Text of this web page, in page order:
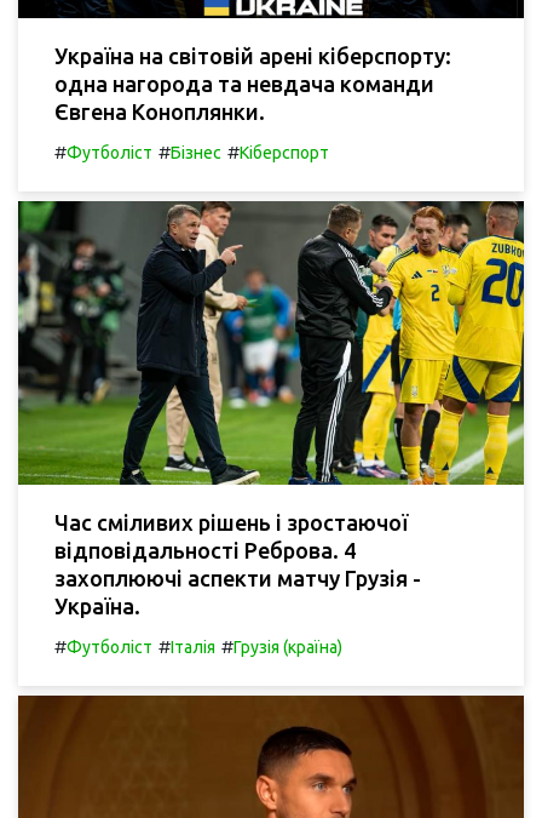
Україна на світовій арені кіберспорту:
одна нагорода та невдача команди
Євгена Коноплянки.
#Футболіст #Бізнес #Кіберспорт
Час сміливих рішень і зростаючої
відповідальності Реброва. 4
захоплюючі аспекти матчу Грузія -
Україна.
#Футболіст #Італія #Грузія (країна)